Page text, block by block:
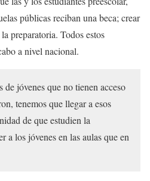
públicas reciban una beca; crear
preparatoria. Todos estos
a nivel nacional.
jóvenes que no tienen acceso
tenemos que llegar a esos
de que estudien la
a los jóvenes en las aulas que en